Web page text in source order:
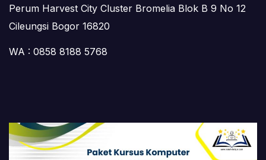
Perum Harvest City Cluster Bromelia Blok B 9 No 12
Cileungsi Bogor 16820
WA : 0858 8188 5768